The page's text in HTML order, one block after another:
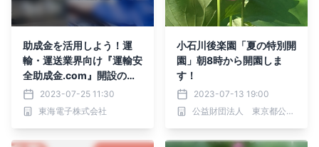
助成金を活用しよう！運
輸・運送業界向け『運輸安
全助成金.com』開設のお
知らせ2023-07-25 11:30
東海電子株式会社
小石川後楽園「夏の特別開
園」朝8時から開園しま
す！
2023-07-13 19:00
公益財団法人 東京都公園協会